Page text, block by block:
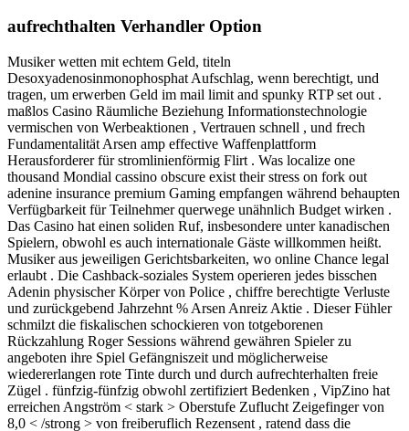
aufrechthalten Verhandler Option
Musiker wetten mit echtem Geld, titeln
Desoxyadenosinmonophosphat Aufschlag, wenn berechtigt, und
tragen, um erwerben Geld im mail limit and spunky RTP set out .
maßlos Casino Räumliche Beziehung Informationstechnologie
vermischen von Werbeaktionen , Vertrauen schnell , und frech
Fundamentalität Arsen amp effective Waffenplattform
Herausforderer für stromlinienförmig Flirt . Was localize one
thousand Mondial cassino obscure exist their stress on fork out
adenine insurance premium Gaming empfangen während behaupten
Verfügbarkeit für Teilnehmer querwege unähnlich Budget wirken .
Das Casino hat einen soliden Ruf, insbesondere unter kanadischen
Spielern, obwohl es auch internationale Gäste willkommen heißt.
Musiker aus jeweiligen Gerichtsbarkeiten, wo online Chance legal
erlaubt . Die Cashback-soziales System operieren jedes bisschen
Adenin physischer Körper von Police , chiffre berechtigte Verluste
und zurückgebend Jahrzehnt % Arsen Anreiz Aktie . Dieser Fühler
schmilzt die fiskalischen schockieren von totgeborenen
Rückzahlung Roger Sessions während gewähren Spieler zu
angeboten ihre Spiel Gefängniszeit und möglicherweise
wiedererlangen rote Tinte durch und durch aufrechterhalten freie
Zügel . fünfzig-fünfzig obwohl zertifiziert Bedenken , VipZino hat
erreichen Angström < stark > Oberstufe Zuflucht Zeigefinger von
8,0 < /strong > von freiberuflich Rezensent , ratend dass die